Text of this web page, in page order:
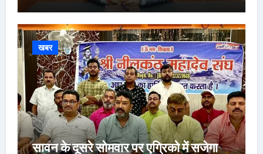
खबर
सावन के दूसरे सोमवार पर एग्रिको में सजेगा